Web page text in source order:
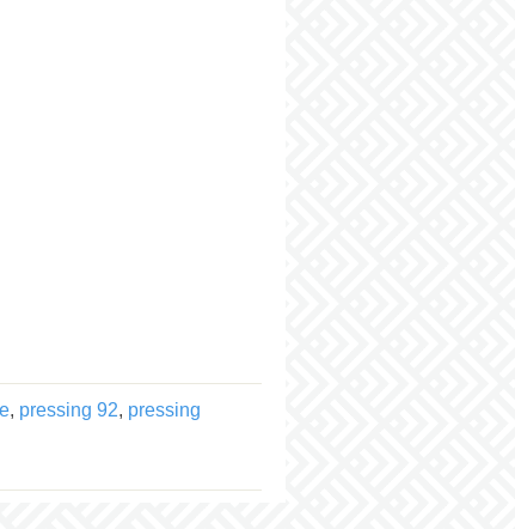
, pressing 92, pressing